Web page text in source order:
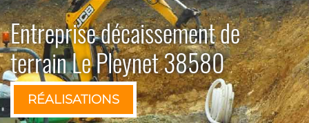
Entreprise décaissement de
terrain Le Pleynet 38580
RÉALISATIONS